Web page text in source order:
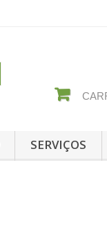
SERVIÇOS